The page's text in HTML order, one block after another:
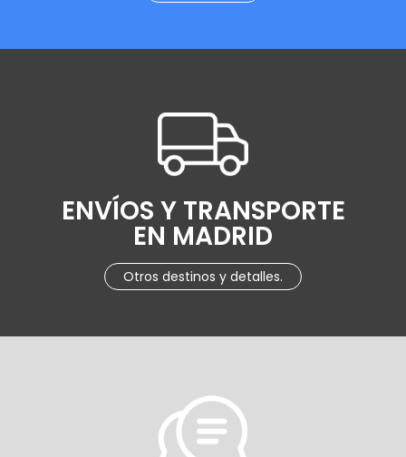
ENVÍOS Y TRANSPORTE
EN MADRID
Otros destinos y detalles.